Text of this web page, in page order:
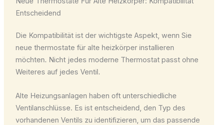
Entscheidend
Die Kompatibilität ist der wichtigste Aspekt, wenn Sie
neue thermostate für alte heizkörperinstallieren
möchten. Nicht jedes moderne Thermostat passt ohne
Weiteres auf jedes Ventil.
Alte Heizungsanlagen haben oft unterschiedliche
Ventilanschlüsse. Es ist entscheidend, den Typ des
vorhandenen Ventils zu identifizieren, um das passende